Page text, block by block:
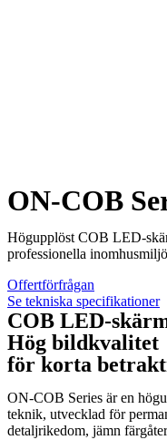
ON-COB
Högupplöst COB LED-
professionella
Offertförfrågan
Se tekniska specifikationer
COB LED-
Hög bildkvalitet
för korta
ON-COB Series är en
teknik, utvecklad för
detaljrikedom, jämn